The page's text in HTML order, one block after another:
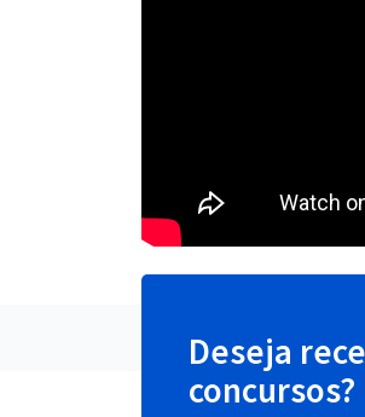
Deseja
concursos?